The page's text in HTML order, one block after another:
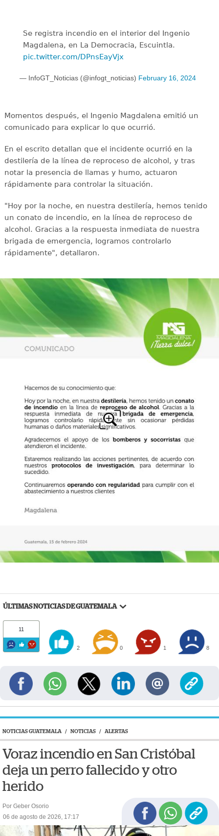
Se registra incendio en el interior del Ingenio
Magdalena, en La Democracia, Escuintla.
pic.twitter.com/DPnsEayVjx
— InfoGT_Noticias (@infogt_noticias) February 16, 2024
Momentos después, el Ingenio Magdalena emitió un
comunicado para explicar lo que ocurrió.
En el escrito detallan que el incidente ocurrió en la
destilería de la línea de reproceso de alcohol, y tras
notar la presencia de llamas y humo, actuaron
rápidamente para controlar la situación.
"Hoy por la noche, en nuestra destilería, hemos tenido
un conato de incendio, en la línea de reproceso de
alcohol. Gracias a la respuesta inmediata de nuestra
brigada de emergencia, logramos controlarlo
rápidamente", detallaron.
ÚLTIMAS NOTICIAS DE GUATEMALA
11
2 0 1 8
NOTICIAS GUATEMALA / NOTICIAS / ALERTAS
Voraz incendio en San Cristóbal
deja un perro fallecido y otro
herido
Por Geber Osorio
06 de agosto de 2026, 17:17